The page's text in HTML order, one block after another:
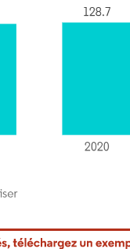
sous CC BY 4.0.